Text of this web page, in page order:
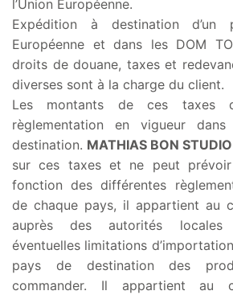
l’Union Européenne.
Expédition à destination d’un
Européenne et dans les DOM
droits de douane, taxes et
diverses sont à la charge du client.
Les montants de ces taxes
règlementation en vigueur
destination. MATHIAS BON STUDIO
sur ces taxes et ne peut
fonction des différentes
de chaque pays, il appartient au
auprès des autorités locales
éventuelles limitations
pays de destination des
commander. Il appartient au